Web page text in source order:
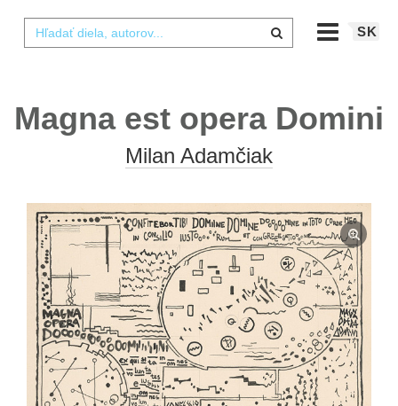
SK
Magna est opera Domini
Milan Adamčiak